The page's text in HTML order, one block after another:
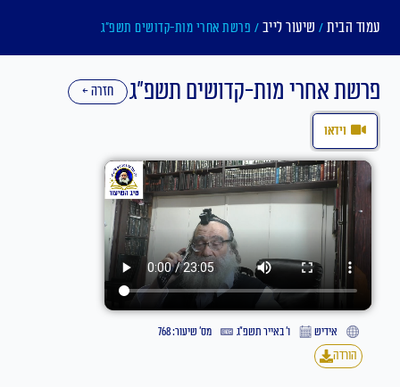
עמוד הבית/ שיעור לייב / פרשת אחרי מות-קדושים תשפ"ג
פרשת אחרי מות-קדושים תשפ"ג חזרה ←
וידאו
אידיש ו׳ באייר תשפ״ג
מס' שיעור: 768
הורדה